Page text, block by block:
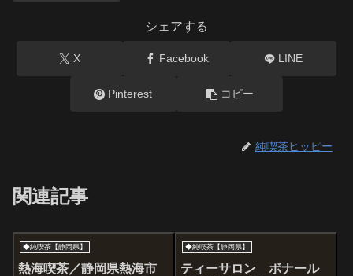
シェアする
X Facebook LINE
Pinterest コピー
純喫茶ヒッピー
関連記事
◆純喫茶【静岡県】
熱海喫茶／静岡県熱海市
◆純喫茶【静岡県】
ティーサロン ボナール